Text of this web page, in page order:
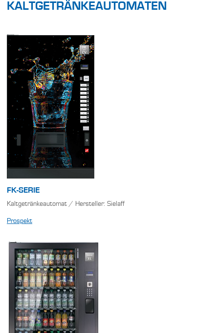
KALTGETRÄNKEAUTOMATEN
FK-SERIE
Kaltgetränkeautomat / Hersteller: Sielaff
Prospekt